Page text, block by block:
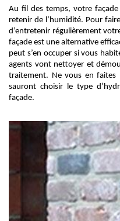
Au fil des temps, votre
retenir de l’humidité. Pour
d’entretenir régulièrement
façade est une alternative
peut s’en occuper si vous
agents vont nettoyer et
traitement. Ne vous en faites
sauront choisir le type
façade.